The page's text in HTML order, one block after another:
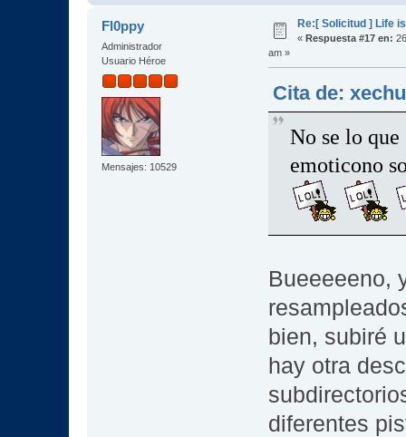
Fl0ppy
Administrador
Usuario Héroe
Mensajes: 10529
Re:[ Solicitud ] Life
« Respuesta #17 en:
am »
Cita de:
No se lo
emoticono
Bueeeeeno,
bien, subiré
hay otra
diferentes